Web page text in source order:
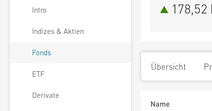
Intro
Indizes & Aktien
Fonds
ETF
Derivate
178,52
Übersicht
Name